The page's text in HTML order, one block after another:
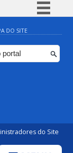
BR
DO SITE
do Site